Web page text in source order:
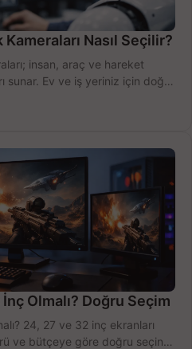
Nasıl Seçilir?
insan, araç ve hareket
sunar. Ev ve iş yeriniz için doğru
Olmalı? Doğru Seçim
24, 27 ve 32 inç ekranları
ve bütçeye göre doğru seçin,